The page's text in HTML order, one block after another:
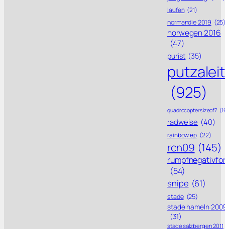
laufen (21)
normandie 2019
norwegen 2016
(47)
purist (35)
putzaleit
(925)
quadrocoptersizeof7
radweise (40)
rainbow ep (22)
rcn09 (145)
(54)
snipe (61)
stade (25)
stade hameln
(31)
stade salzbergen 2011